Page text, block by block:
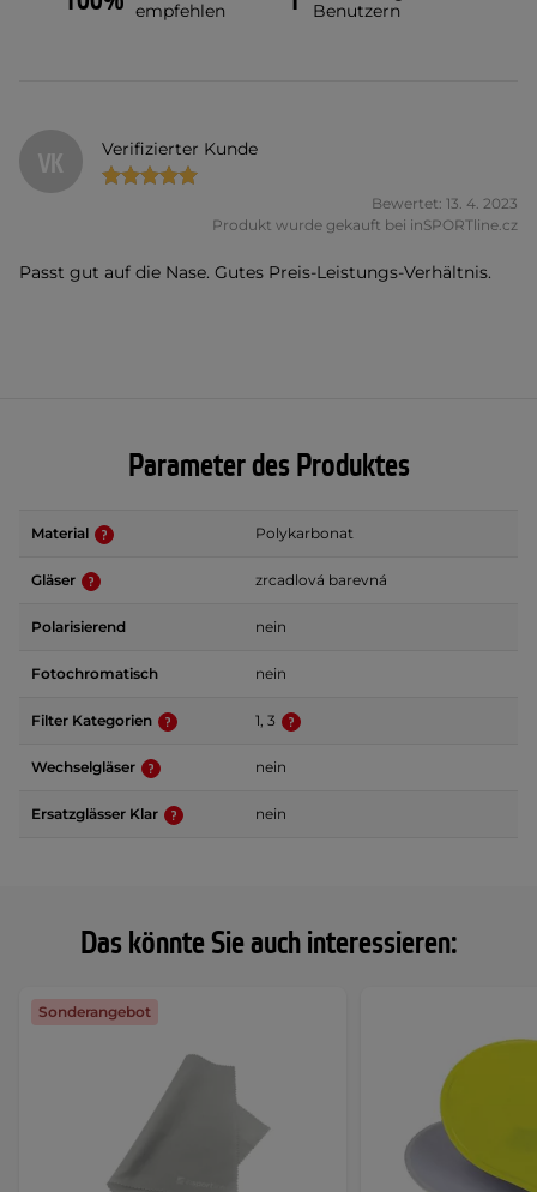
Das könnte Sie auch interessieren:
Sonderangebot
empfehlen
Benutzern
VK Verifizierter Kunde
Bewertet: 13. 4. 2023
Produkt wurde gekauft bei inSPORTline.cz
Passt gut auf die Nase. Gutes Preis-Leistungs-Verhältnis.
Parameter des Produktes
Material Polykarbonat
Gläser zrcadlová barevná
Polarisierend nein
Fotochromatisch nein
Filter Kategorien 1, 3
Wechselgläser nein
Ersatzglässer Klar nein